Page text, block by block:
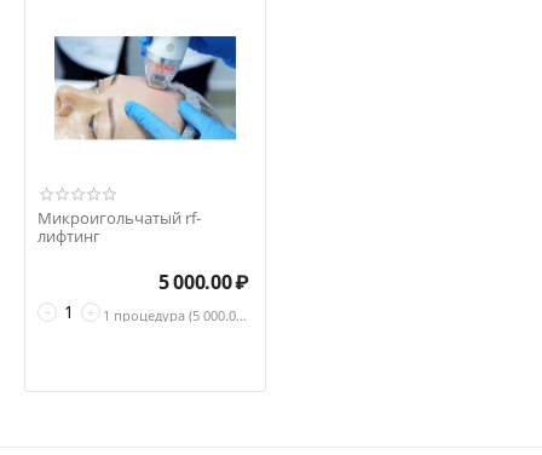
Микроигольчатый rf-
лифтинг
+
−
5 000.00₽
1 процедура (5 000.00 ₽ за процедура)